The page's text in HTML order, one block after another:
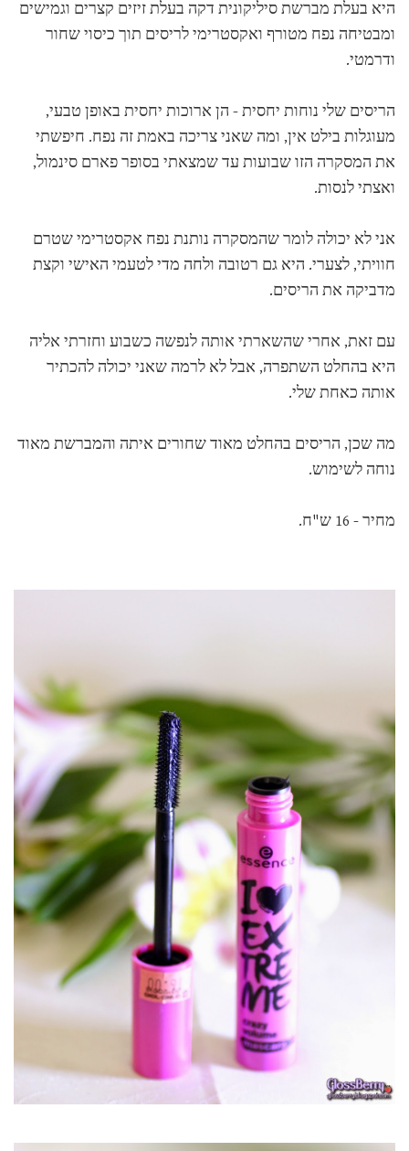
היא בעלת מברשת סיליקונית דקה בעלת זיזים קצרים וגמישים
ומבטיחה נפח מטורף ואקסטרימי לריסים תוך כיסוי שחור
ודרמטי.
הריסים שלי נוחות יחסית - הן ארוכות יחסית באופן טבעי,
מעוגלות בילט אין, ומה שאני צריכה באמת זה נפח. חיפשתי
את המסקרה הזו שבועות עד שמצאתי בסופר פארם סינמול,
ואצתי לנסות.
אני לא יכולה לומר שהמסקרה נותנת נפח אקסטרימי שטרם
חוויתי, לצערי. היא גם רטובה ולחה מדי לטעמי האישי וקצת
מדביקה את הריסים.
עם זאת, אחרי שהשארתי אותה לנפשה כשבוע וחזרתי אליה
היא בהחלט השתפרה, אבל לא לרמה שאני יכולה להכתיר
אותה כאחת שלי.
מה שכן, הריסים בהחלט מאוד שחורים איתה והמברשת מאוד
נוחה לשימוש.
מחיר - 16 ש"ח.